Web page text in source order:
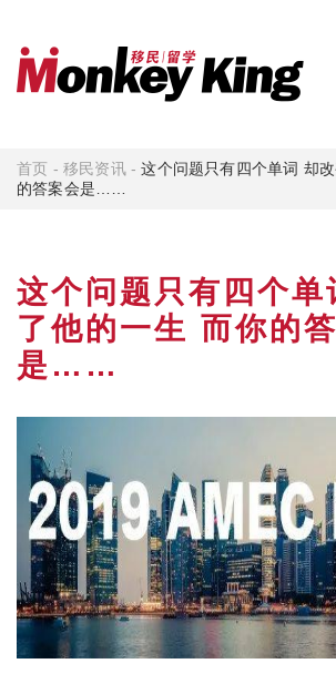
首页 -移民资讯-这个问题只有四个单词 却
的答案会是……
这个问题只有四个单
了他的一生 而你的
是……